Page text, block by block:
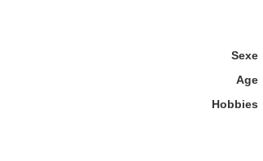
Sexe
Age
Hobbies